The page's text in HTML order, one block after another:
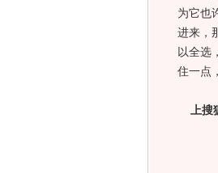
为它也
进来，
以全选
住一点
上搜